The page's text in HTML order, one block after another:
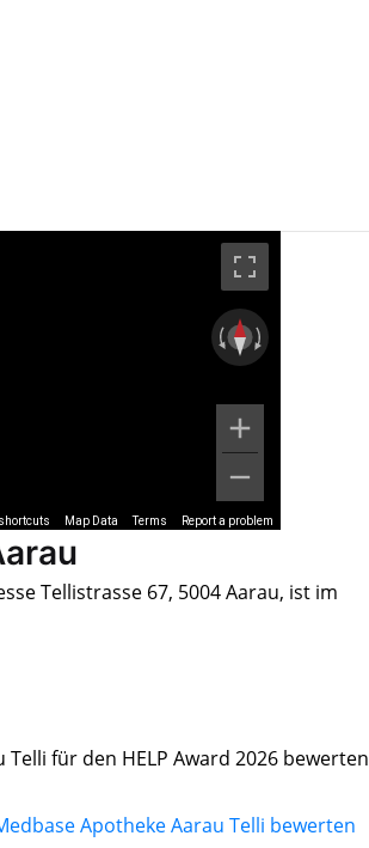
Map Data Terms Report a problem
Tellistrasse 67, 5004 Aarau, ist im
für den HELP Award 2026 bewerten
Apotheke Aarau Telli bewerten